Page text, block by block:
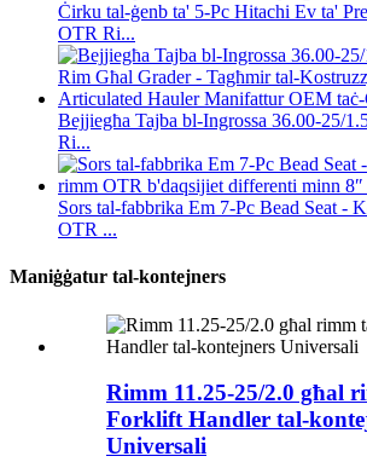
Ċirku tal-ġenb ta' 5-Pc Hitachi Ev ta'
OTR Ri...
Bejjiegħa Tajba bl-Ingrossa 36.00-25/
Ri...
Sors tal-fabbrika Em 7-Pc Bead Seat -
OTR ...
Maniġġatur tal-kontejners
Rimm 11.25-25/2.0 għal
Forklift Handler tal-
Universali